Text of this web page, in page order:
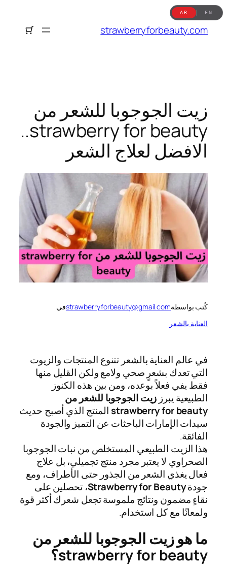
AR EN
تخطى
إلى
المحتوى
strawberryforbeauty.com
زيت الجوجوبا للشعر من
strawberry for beauty..
الافضل لعلاج الشعر
كُتب بواسطةstrawberryforbeauty@gmail.comفي
العناية بالشعر
في عالم العناية بالشعر تتنوع المنتجات والزيوت
التي تعدك بشعرٍ صحي ولامع ولكن القليل منها
فقط يفي فعلاً بوعده، ومن بين هذه الكنوز
الطبيعية يبرز زيت الجوجوبا للشعر من
strawberry for beautyالمنتج الذي أصبح حديث
سيدات الإمارات الباحثات عن التميز والجودة
الفائقة.
هذا الزيت الطبيعي المستخلص من نبات الجوجوبا
الصحراوي لا يعتبر مجرد منتج تجميلي، بل علاج
فعال يغذي الشعر من الجذور حتى الأطراف، ومع
جودةStrawberry for Beauty، تحصلين على
نقاءٍ مضمون ونتائج ملموسة تجعل شعرك أكثر قوة
ولمعانًا مع كل استخدام.
ما هو زيت الجوجوبا للشعر من
strawberry for beauty؟